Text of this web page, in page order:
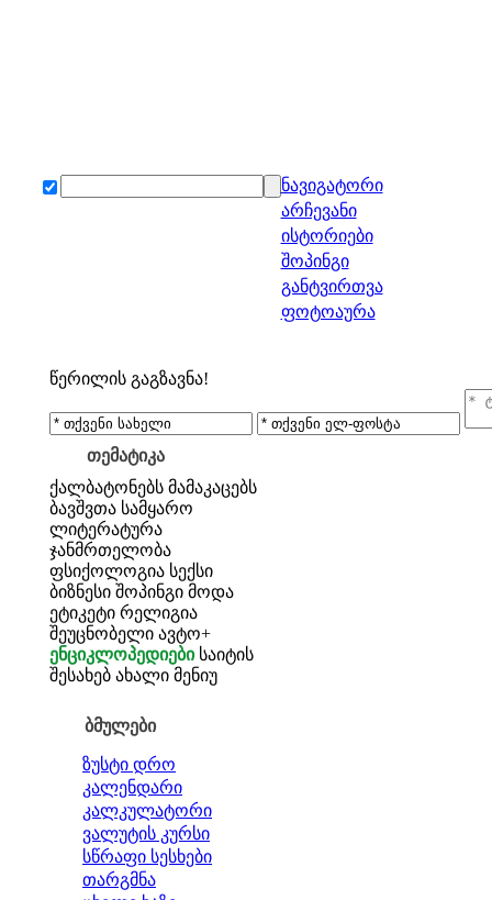
ნავიგატორი
არჩევანი
ისტორიები
შოპინგი
განტვირთვა
ფოტოაურა
წერილის გაგზავნა!
თემატიკა
ქალბატონებს მამაკაცებს
ბავშვთა სამყარო
ლიტერატურა
ჯანმრთელობა
ფსიქოლოგია სექსი
ბიზნესი შოპინგი მოდა
ეტიკეტი რელიგია
შეუცნობელი ავტო+
ენციკლოპედიები საიტის
შესახებ ახალი მენიუ
ბმულები
ზუსტი დრო
კალენდარი
კალკულატორი
ვალუტის კურსი
სწრაფი სესხები
თარგმნა